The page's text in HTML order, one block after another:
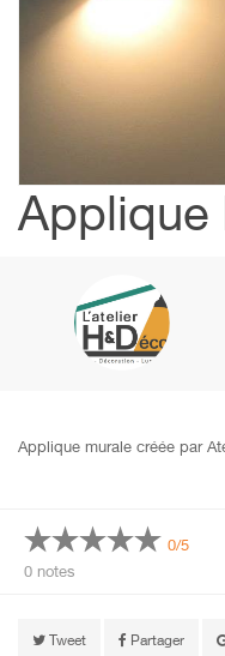
Applique
Applique murale créée par
0/5
0 notes
Tweet Partager